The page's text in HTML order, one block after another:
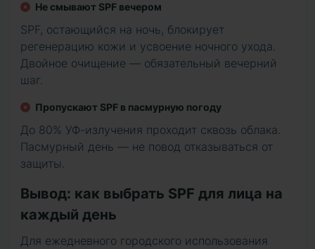
Не смывают SPF вечером
SPF, остающийся на ночь, блокирует
регенерацию кожи и усвоение ночного ухода.
Двойное очищение — обязательный вечерний
шаг.
Пропускают SPF в пасмурную погоду
До 80% УФ-излучения проходит сквозь облака.
Пасмурный день — не повод отказываться от
защиты.
Вывод: как выбрать SPF для лица на
каждый день
Для ежедневного городского использования